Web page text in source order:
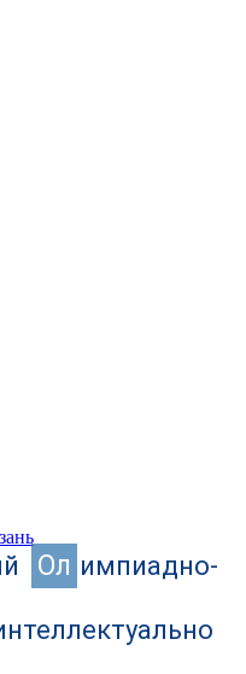
Ол импиадно-